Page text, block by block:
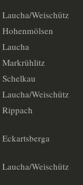
Laucha/Weischütz
Hohenmölsen
Laucha
Markrühlitz
Schelkau
Laucha/Weischütz
Rippach
Eckartsberga
Laucha/Weischütz